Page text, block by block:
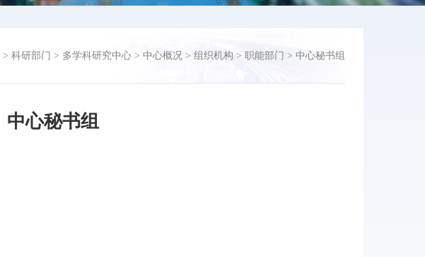
> 科研部门 > 多学科研究中心 > 中心概况 > 组织机构 > 职能部门 > 中心秘书组
中心秘书组